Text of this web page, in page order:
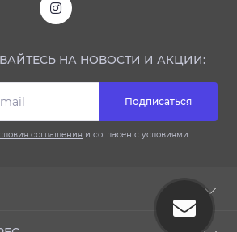
НА НОВОСТИ И АКЦИИ:
Подписаться
соглашения и согласен с условиями